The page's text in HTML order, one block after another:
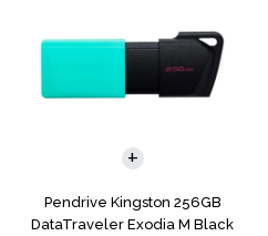
Pendrive Kingston 256GB
DataTraveler Exodia M Black